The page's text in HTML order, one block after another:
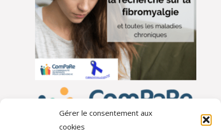
Gérer le consentement aux
cookies